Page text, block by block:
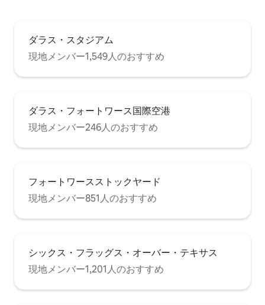
ダラス・スタジアム
現地メンバー1,549人のおすすめ
ダラス・フォートワース国際空港
現地メンバー246人のおすすめ
フォートワースストックヤード
現地メンバー851人のおすすめ
シックス・フラッグス・オーバー・テキサス
現地メンバー1,201人のおすすめ